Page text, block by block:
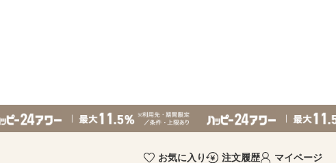
お気に入り 注文履歴 マイページ